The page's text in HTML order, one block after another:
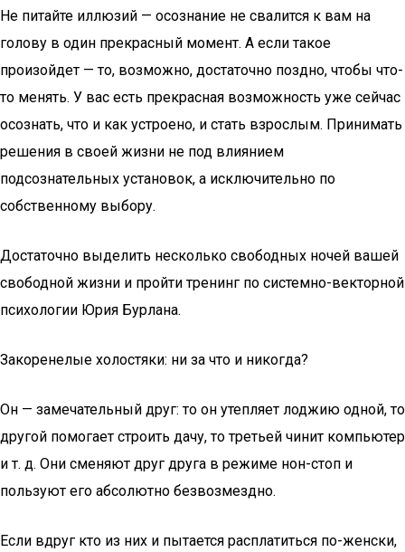
Не питайте иллюзий — осознание не свалится к вам на
голову в один прекрасный момент. А если такое
произойдет — то, возможно, достаточно поздно, чтобы что-
то менять. У вас есть прекрасная возможность уже сейчас
осознать, что и как устроено, и стать взрослым. Принимать
решения в своей жизни не под влиянием
подсознательных установок, а исключительно по
собственному выбору.
Достаточно выделить несколько свободных ночей вашей
свободной жизни и пройти тренинг по системно-векторной
психологии Юрия Бурлана.
Закоренелые холостяки: ни за что и никогда?
Он — замечательный друг: то он утепляет лоджию одной, то
другой помогает строить дачу, то третьей чинит компьютер
и т. д. Они сменяют друг друга в режиме нон-стоп и
пользуют его абсолютно безвозмездно.
Если вдруг кто из них и пытается расплатиться по-женски,